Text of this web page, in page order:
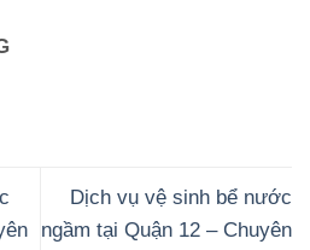
Dịch vụ vệ sinh bể nước
ngầm tại Quận 12 – Chuyên